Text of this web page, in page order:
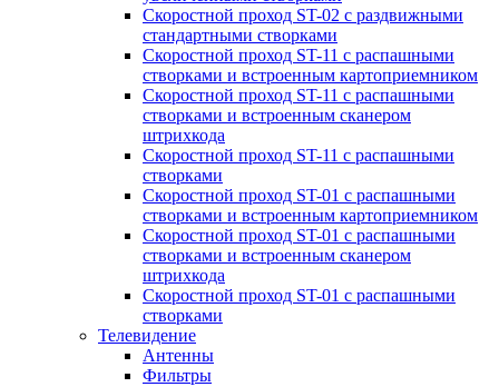
Скоростной проход ST-02 с раздвижными
стандартными створками
Скоростной проход ST-11 с распашными
створками и встроенным картоприемником
Скоростной проход ST-11 с распашными
створками и встроенным сканером
штрихкода
Скоростной проход ST-11 с распашными
створками
Скоростной проход ST-01 с распашными
створками и встроенным картоприемником
Скоростной проход ST-01 с распашными
створками и встроенным сканером
штрихкода
Скоростной проход ST-01 с распашными
створками
Телевидение
Антенны
Фильтры